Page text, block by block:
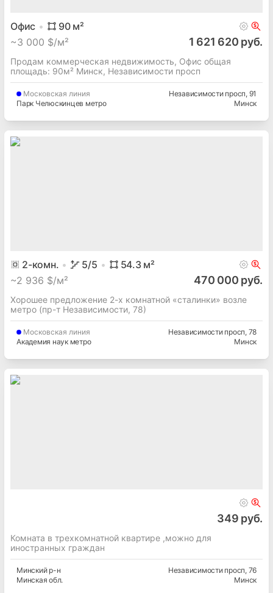
Офис 90м²
~3 000 $/м² 1 621 620 руб.
Продам коммерческая недвижимость, Офис общая
площадь: 90м² Минск, Независимости просп
Московская линия
Парк Челюскинцев метро
Независимости просп, 91
Минск
2-комн. 5/5 54.3м²
~2 936 $/м² 470 000 руб.
Хорошее предложение 2-х комнатной «сталинки» возле
метро (пр-т Независимости, 78)
Московская линия
Академия наук метро
Независимости просп, 78
Минск
349 руб.
Комната в трехкомнатной квартире ,можно для
иностранных граждан
Минскийр-н
Минская обл.
Независимости просп, 76
Минск